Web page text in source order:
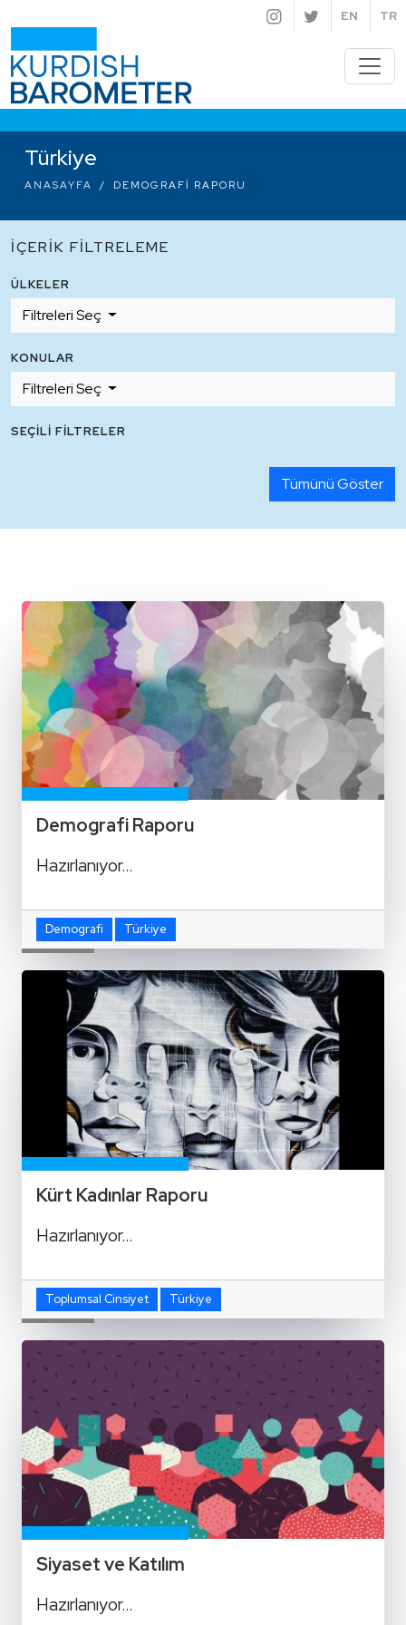
EN TR
Türkiye
ANASAYFA DEMOGRAFI RAPORU
İÇERIK FILTRELEME
ÜLKELER
Filtreleri Seç
KONULAR
Filtreleri Seç
SEÇILI FILTRELER
Tümünü Göster
Demografi Raporu
Hazırlanıyor…
Demografi Türkiye
Kürt Kadınlar Raporu
Hazırlanıyor…
Toplumsal Cinsiyet Türkiye
Siyaset ve Katılım
Hazırlanıyor…